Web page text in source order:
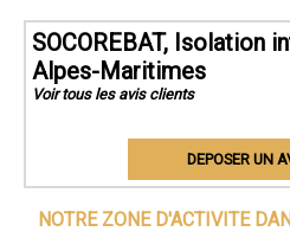
SOCOREBAT, Isolation
Alpes-Maritimes
Voir tous les avis clients
DEPOSER UN
NOTRE ZONE D'ACTIVITE